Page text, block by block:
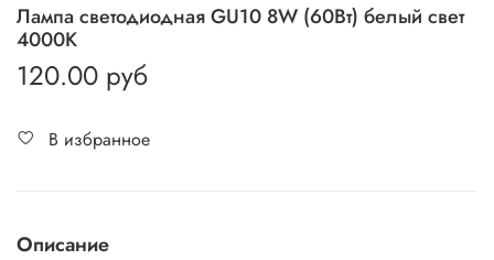
Лампа cветодиодная GU10 8W (60Вт) белый свет
4000K
120.00 руб
В избранное
Описание